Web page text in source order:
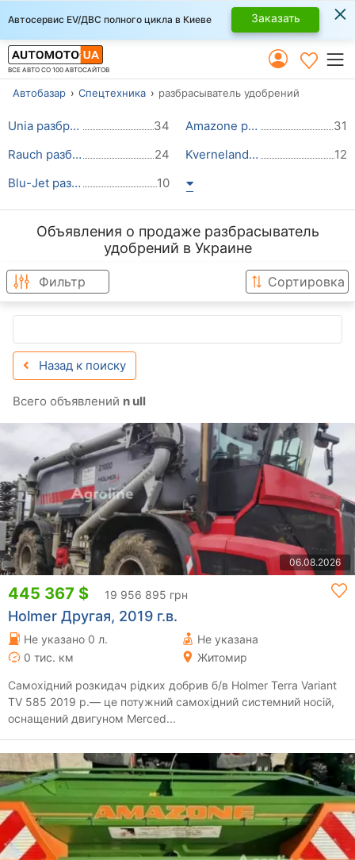
Автосервис EV/ДВС полного цикла в Киеве Заказать ×
ВСЕ АВТО СО 100 АВТОСАЙТОВ
Автобазар Спецтехника разбрасыватель удобрений
Unia разбрасыватель удобрений 34 Amazone разбрасыватель удобрений
31
Rauch разбрасыватель удобрений
24 Kverneland разбрасыватель удобрений
12
Blu-Jet разбрасыватель удобрений
10
Объявления о продаже разбрасыватель
удобрений в Украине
Фильтр Сортировка
Назад к поиску
Всего объявлений n ull
06.08.2026
445 367 $ 19 956 895 грн
Holmer Другая, 2019 г.в.
Не указано 0 л.
Не указана
0 тис. км
Житомир
Самохідний розкидач рідких добрив б/в Holmer Terra Variant
TV 585 2019 р.— це потужний самохідний системний носій,
оснащений двигуном Merced...